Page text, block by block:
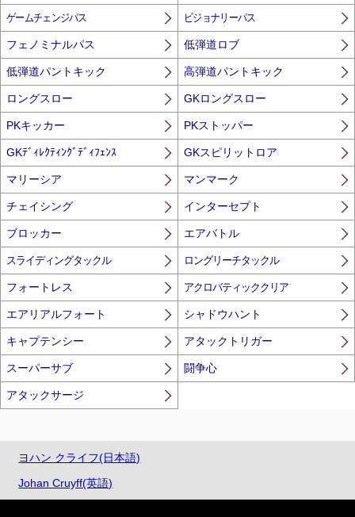
ゲームチェンジパス ビジョナリーパス
フェノミナルパス 低弾道ロブ
低弾道パントキック 高弾道パントキック
ロングスロー GKロングスロー
PKキッカー PKストッパー
GKﾃﾞｨﾚｸﾃｨﾝｸﾞﾃﾞｨﾌｪﾝｽ GKスピリットロア
マリーシア マンマーク
チェイシング インターセプト
ブロッカー エアバトル
スライディングタックル ロングリーチタックル
フォートレス アクロバティッククリア
エアリアルフォート シャドウハント
キャプテンシー アタックトリガー
スーパーサブ 闘争心
アタックサージ
ヨハン クライフ(日本語)
Johan Cruyff(英語)